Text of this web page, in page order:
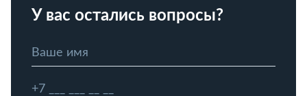
У вас остались вопросы?